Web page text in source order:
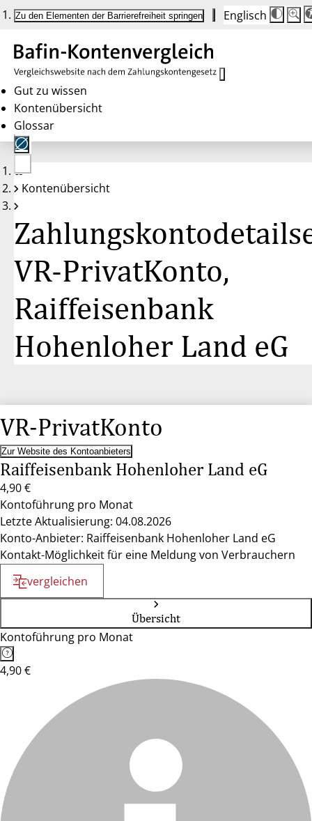
Zu den Elementen der Barrierefreiheit springen Englisch
Die
auf
100
100
Gut zu wissen
Kontenübersicht
Glossar
Keine
Konten
Kontenübersicht
VR-PrivatKonto,
Raiffeisenbank
Hohenloher Land eG
VR-PrivatKonto
Zur Website des Kontoanbieters
Raiffeisenbank Hohenloher Land eG
4,90 €
Kontoführung pro Monat
Letzte Aktualisierung: 04.08.2026
Konto-Anbieter: Raiffeisenbank Hohenloher Land eG
Kontakt-Möglichkeit für eine Meldung von Verbrauchern
vergleichen
Übersicht
Kontoführung pro Monat
4,90 €